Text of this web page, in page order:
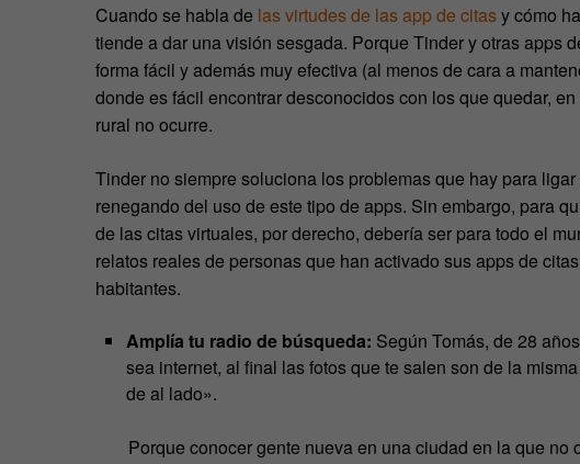
Cuando se habla de las virtudes de las app de citasy cómo
tiende a dar una visión sesgada. Porque Tinder y otras apps
forma fácil y además muy efectiva (al menos de cara a
donde es fácil encontrar desconocidos con los que quedar,
rural no ocurre.
Tinder no siempre soluciona los problemas que hay para
renegando del uso de este tipo de apps. Sin embargo, para
de las citas virtuales, por derecho, debería ser para todo el
relatos reales de personas que han activado sus apps de
habitantes.
Amplía tu radio de búsqueda: Según Tomás, de 28
sea internet, al final las fotos que te salen son de la
de al lado».
Porque conocer gente nueva en una ciudad en la que